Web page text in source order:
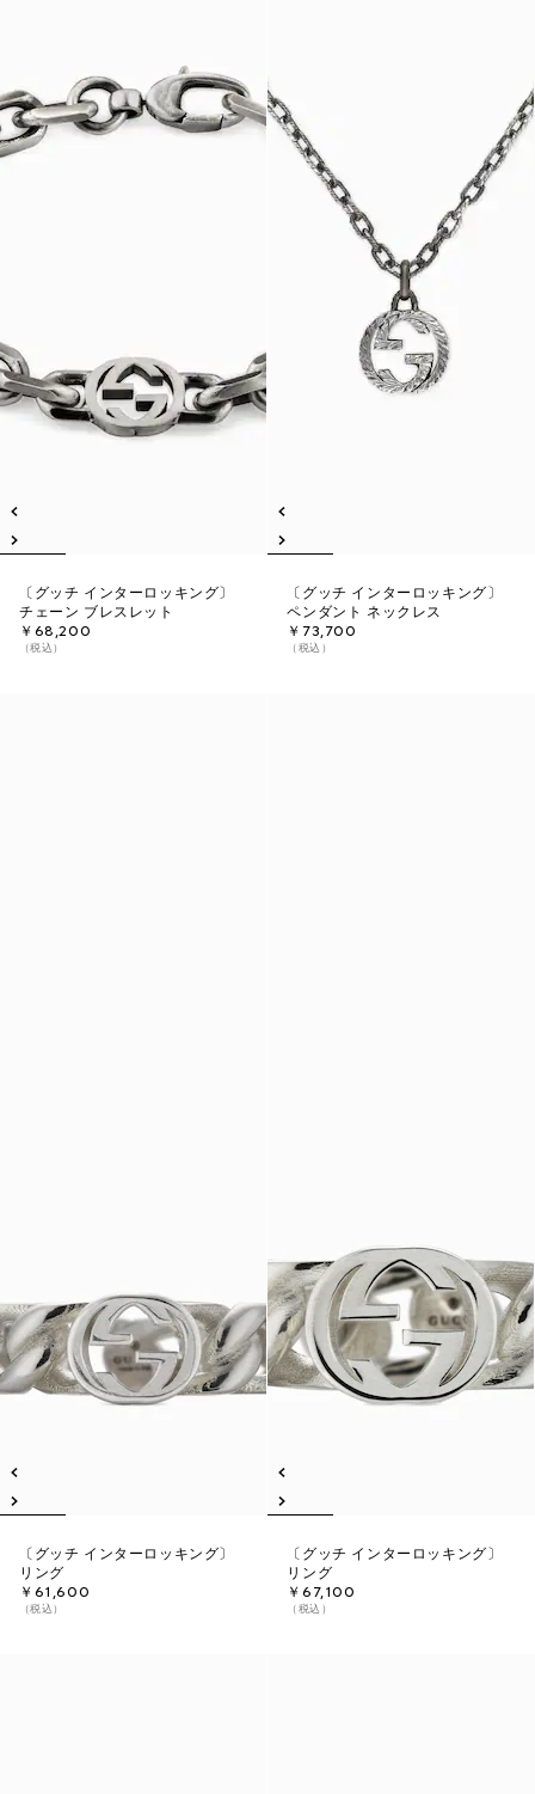
〔グッチ インターロッキング〕
チェーン ブレスレット
￥68,200
（税込）
〔グッチ インターロッキング〕
ペンダント ネックレス
￥73,700
（税込）
〔グッチ インターロッキング〕
リング
￥61,600
（税込）
〔グッチ インターロッキング〕
リング
￥67,100
（税込）